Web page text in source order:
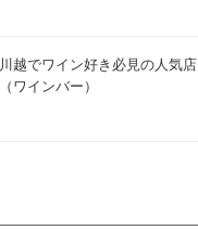
川越でワイン好き必見の人気店
（ワインバー）